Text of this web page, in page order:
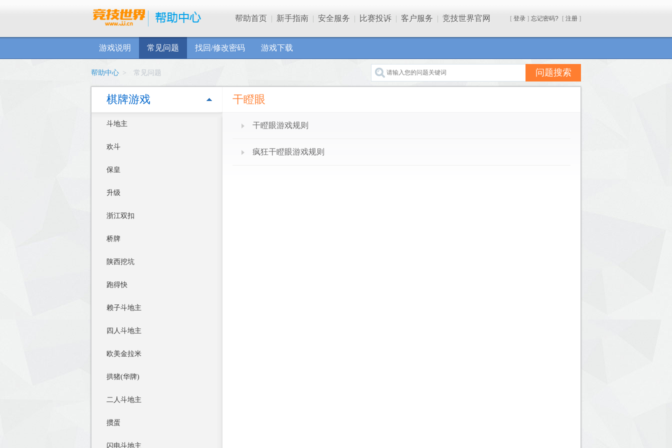
帮助首页 | 新手指南 | 安全服务 | 比赛投诉 | 客户服务 | 竞技世界官网 [ 登录 ] 忘记密码? [ 注册 ]
游戏说明 常见问题 找回/修改密码 游戏下载
帮助中心 > 常见问题 问题搜索
棋牌游戏
斗地主
欢斗
保皇
升级
浙江双扣
桥牌
陕西挖坑
跑得快
赖子斗地主
四人斗地主
欧美金拉米
拱猪(华牌)
二人斗地主
掼蛋
闪电斗地主
干瞪眼
干瞪眼游戏规则
疯狂干瞪眼游戏规则